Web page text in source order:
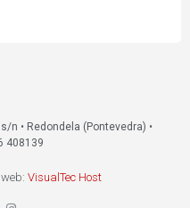
n • Redondela (Pontevedra) •
408139
VisualTec Host